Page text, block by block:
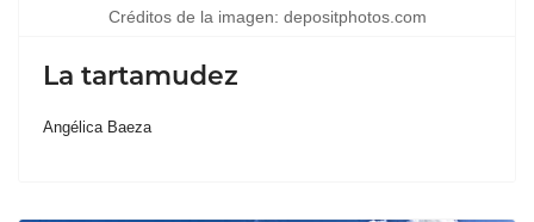
Créditos de la imagen: depositphotos.com
La tartamudez
Angélica Baeza